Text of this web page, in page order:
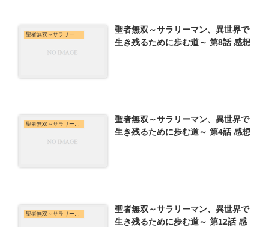
聖者無双～サラリーマン、異世界で生き残るために歩む道～
聖者無双～サラリーマン、異世界で
生き残るために歩む道～ 第8話 感想
聖者無双～サラリーマン、異世界で生き残るために歩む道～
聖者無双～サラリーマン、異世界で
生き残るために歩む道～ 第4話 感想
聖者無双～サラリーマン、異世界で生き残るために歩む道～
聖者無双～サラリーマン、異世界で
生き残るために歩む道～ 第12話 感